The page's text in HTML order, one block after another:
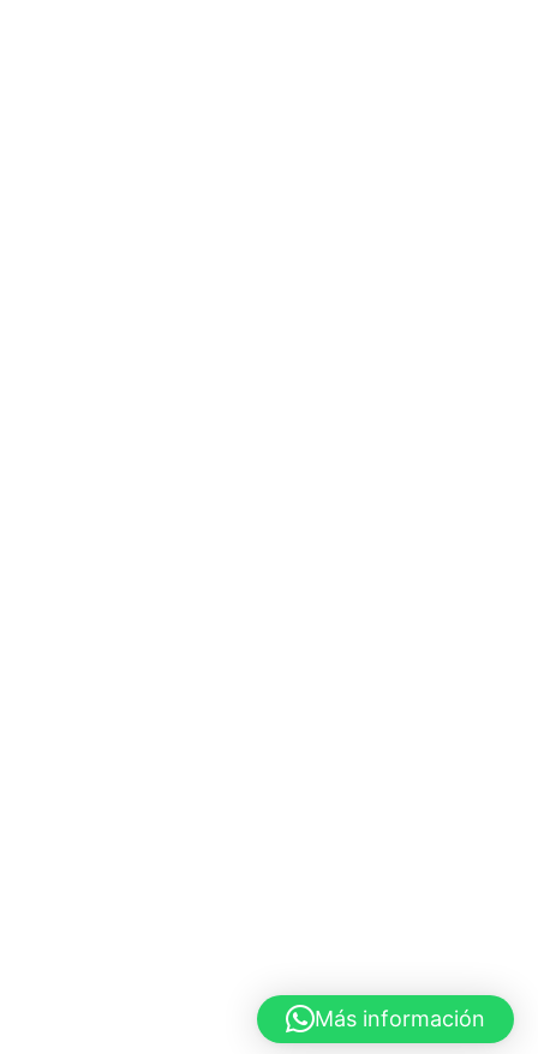
Más información